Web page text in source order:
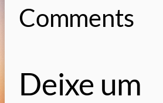
Comments
Deixe um